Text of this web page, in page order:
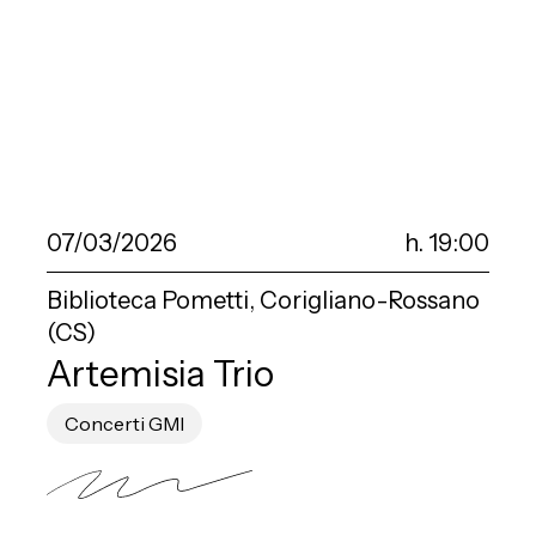
07/03/2026
h. 19:00
Biblioteca Pometti, Corigliano-Rossano
(CS)
Artemisia Trio
Concerti GMI